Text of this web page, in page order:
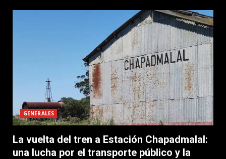
GENERALES
La vuelta del tren a Estación Chapadmalal:
una lucha por el transporte público y la